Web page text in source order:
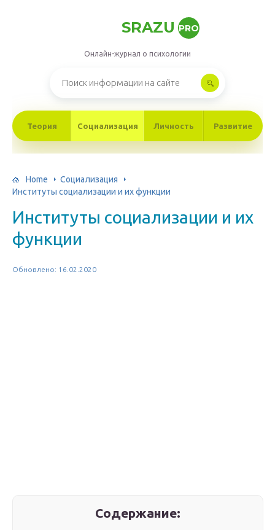
SRAZU PRO
Онлайн-журнал о психологии
Теория Социализация Личность Развитие
Home
Социализация
Институты социализации и их функции
Институты социализации и их
функции
Обновлено: 16.02.2020
Содержание: